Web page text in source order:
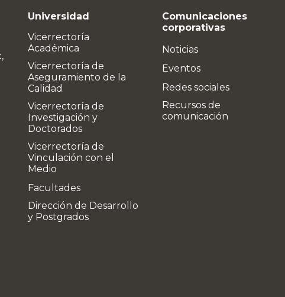
Universidad
Vicerrectoría
Académica
Vicerrectoría de
Aseguramiento de la
Calidad
Vicerrectoría de
Investigación y
Doctorados
Vicerrectoría de
Vinculación con el
Medio
Facultades
Dirección de Desarrollo
y Postgrados
Comunicaciones
corporativas
Noticias
Eventos
Redes sociales
Recursos de
comunicación